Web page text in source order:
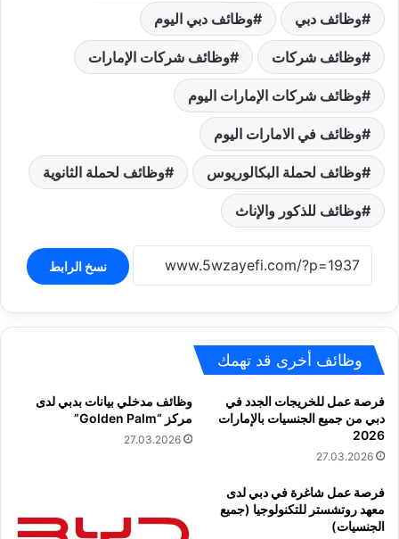
وظائف دبي وظائف دبي اليوم
وظائف شركات وظائف شركات الإمارات
وظائف شركات الإمارات اليوم
وظائف في الامارات اليوم
وظائف لحملة البكالوريوس وظائف لحملة الثانوية
وظائف للذكور والإناث
نسخ الرابط
وظائف أخرى قد تهمك
فرصة عمل للخريجات الجدد في
دبي من جميع الجنسيات بالإمارات
2026
27.03.2026
وظائف مدخلي بيانات بدبي لدى
مركز “Golden Palm”
27.03.2026
فرصة عمل شاغرة في دبي لدى
معهد روتشستر للتكنولوجيا (جميع
الجنسيات)